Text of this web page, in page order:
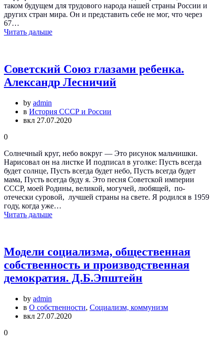
таком будущем для трудового народа нашей страны России и
других стран мира. Он и представить себе не мог, что через
67…
Читать дальше
Советский Союз глазами ребенка.
Александр Лесничий
by admin
в История СССР и России
вкл 27.07.2020
0
Солнечный круг, небо вокруг — Это рисунок мальчишки.
Нарисовал он на листке И подписал в уголке: Пусть всегда
будет солнце, Пусть всегда будет небо, Пусть всегда будет
мама, Пусть всегда буду я. Это песня Советской империи
СССР, моей Родины, великой, могучей, любящей, по-
отечески суровой, лучшей страны на свете. Я родился в 1959
году, когда уже…
Читать дальше
Модели социализма, общественная
собственность и производственная
демократия. Д.Б.Эпштейн
by admin
в О собственности, Социализм, коммунизм
вкл 27.07.2020
0